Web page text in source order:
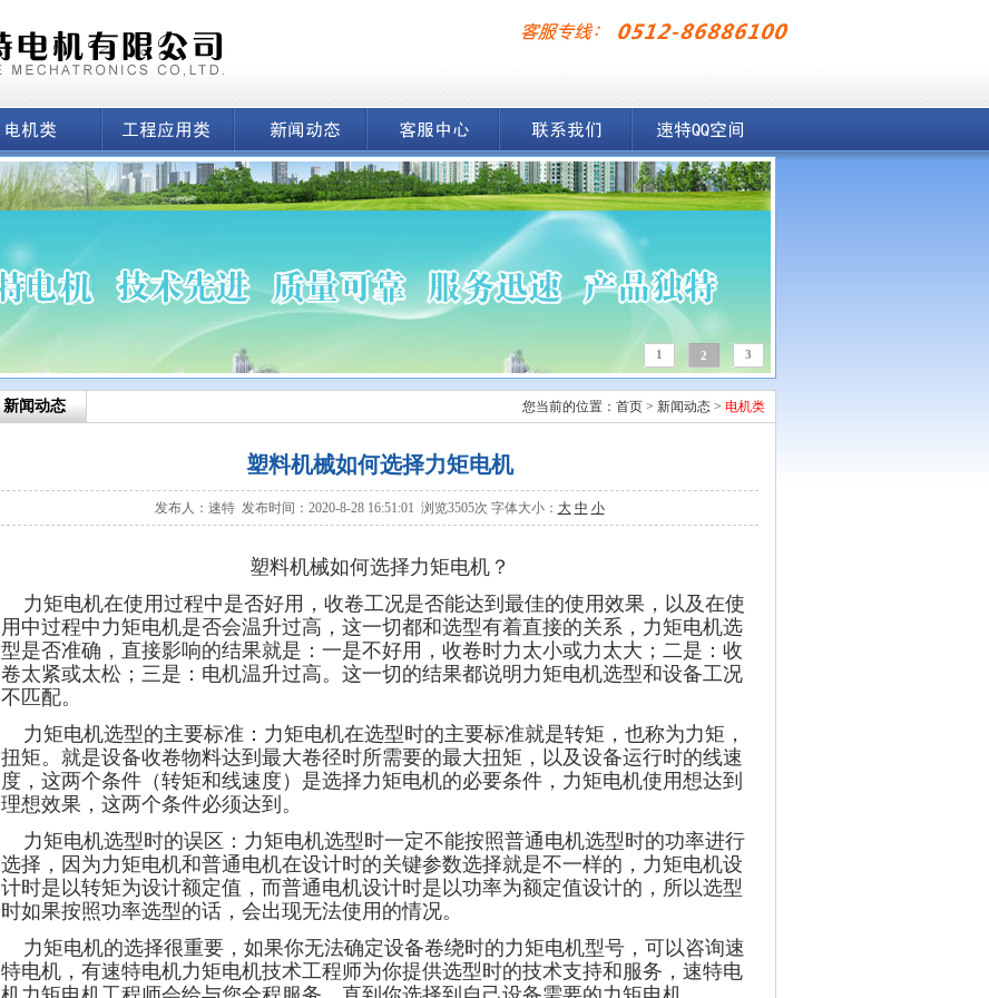
1 2 3
新闻动态 您当前的位置： 首页> 新闻动态> 电机类
塑料机械如何选择力矩电机
发布人：速特 发布时间：2020-8-28 16:51:01 浏览3505次 字体大小： 大 中 小
塑料机械如何选择力矩电机？
力矩电机在使用过程中是否好用，收卷工况是否能达到最佳的使用效果，以及在使
用中过程中力矩电机是否会温升过高，这一切都和选型有着直接的关系，力矩电机选
型是否准确，直接影响的结果就是：一是不好用，收卷时力太小或力太大；二是：收
卷太紧或太松；三是：电机温升过高。这一切的结果都说明力矩电机选型和设备工况
不匹配。
力矩电机选型的主要标准：力矩电机在选型时的主要标准就是转矩，也称为力矩，
扭矩。就是设备收卷物料达到最大卷径时所需要的最大扭矩，以及设备运行时的线速
度，这两个条件（转矩和线速度）是选择力矩电机的必要条件，力矩电机使用想达到
理想效果，这两个条件必须达到。
力矩电机选型时的误区：力矩电机选型时一定不能按照普通电机选型时的功率进行
选择，因为力矩电机和普通电机在设计时的关键参数选择就是不一样的，力矩电机设
计时是以转矩为设计额定值，而普通电机设计时是以功率为额定值设计的，所以选型
时如果按照功率选型的话，会出现无法使用的情况。
力矩电机的选择很重要，如果你无法确定设备卷绕时的力矩电机型号，可以咨询速
特电机，有速特电机力矩电机技术工程师为你提供选型时的技术支持和服务，速特电